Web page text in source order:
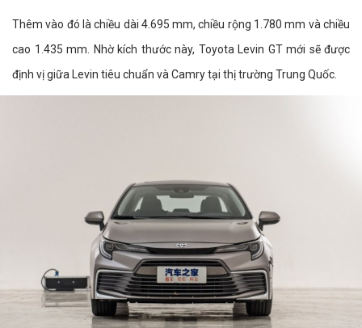
Thêm vào đó là chiều dài 4.695 mm, chiều rộng 1.780 mm và chiều
cao 1.435 mm. Nhờ kích thước này, Toyota Levin GT mới sẽ được
định vị giữa Levin tiêu chuẩn và Camry tại thị trường Trung Quốc.